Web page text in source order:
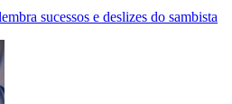
sucessos e deslizes do sambista